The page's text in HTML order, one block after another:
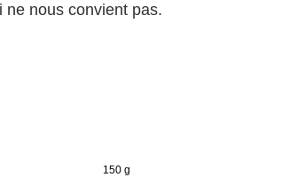
nous convient pas.
150 g